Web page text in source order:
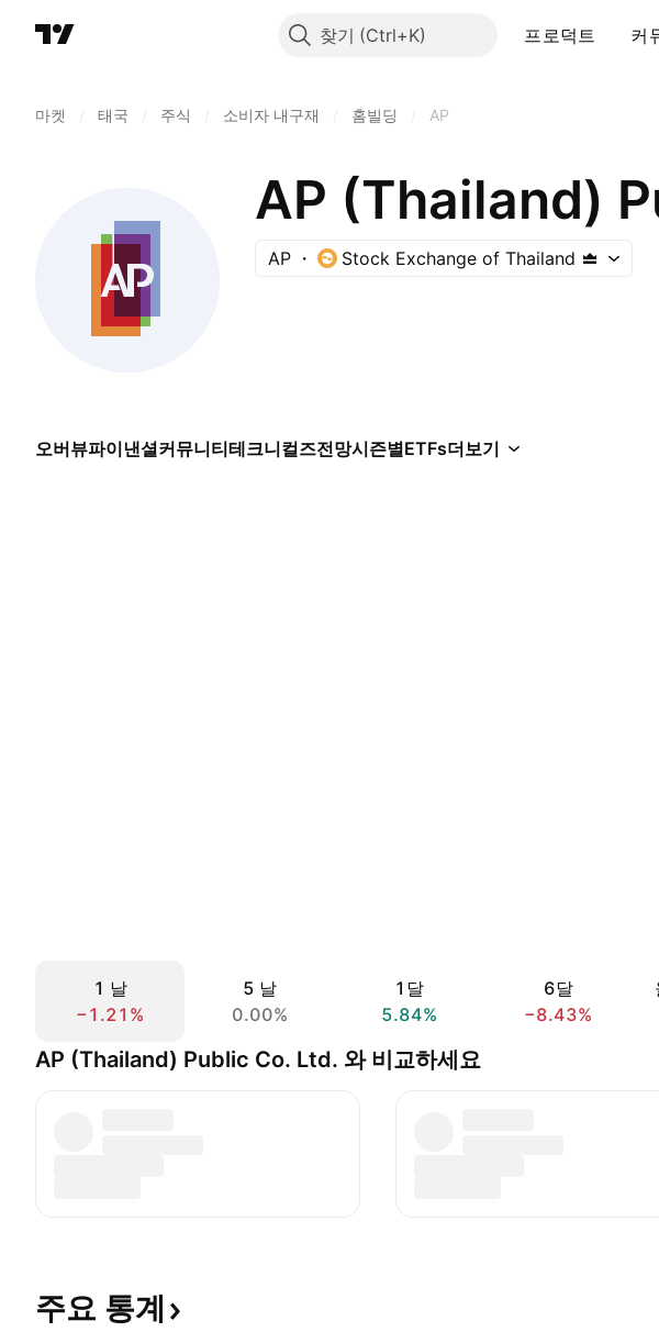
찾기 프로덕트 커
마켓 태국 주식 소비자 내구재 홈빌딩 AP
AP (Thailand)
AP Stock Exchange of Thailand
오버뷰파이낸셜커뮤니티테크니컬즈전망시즌별ETFs더보기
1 날
−1.21%
5 날
0.00%
1달
5.84%
6달
−8.43%
AP (Thailand) Public Co. Ltd. 와 비교하세요
주요 통계